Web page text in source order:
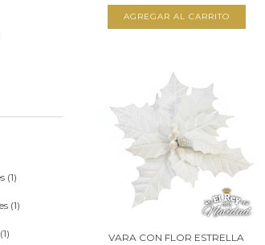
(1)
(1)
VARA CON FLOR ESTRELLA